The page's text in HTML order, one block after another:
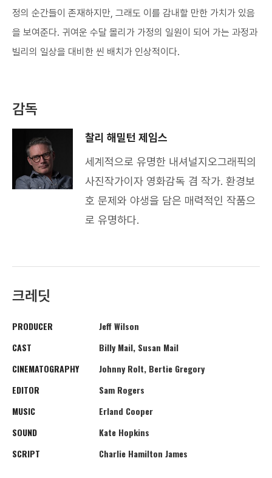
정의 순간들이 존재하지만, 그래도 이를 감내할 만한 가치가 있음
을 보여준다. 귀여운 수달 몰리가 가정의 일원이 되어 가는 과정과
빌리의 일상을 대비한 씬 배치가 인상적이다.
감독
찰리 해밀턴 제임스
세계적으로 유명한 내셔널지오그래픽의
사진작가이자 영화감독 겸 작가. 환경보
호 문제와 야생을 담은 매력적인 작품으
로 유명하다.
크레딧
PRODUCER
Jeff Wilson
CAST
Billy Mail, Susan Mail
CINEMATOGRAPHY
Johnny Rolt, Bertie Gregory
EDITOR
Sam Rogers
MUSIC
Erland Cooper
SOUND
Kate Hopkins
SCRIPT
Charlie Hamilton James